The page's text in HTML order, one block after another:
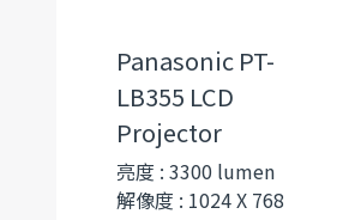
Panasonic PT-
LB355 LCD
Projector
亮度 : 3300 lumen
解像度 : 1024 X 768